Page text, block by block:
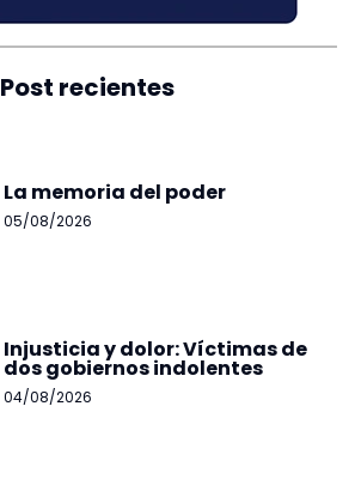
Post recientes
La memoria del poder
05/08/2026
Injusticia y dolor: Víctimas de
dos gobiernos indolentes
04/08/2026